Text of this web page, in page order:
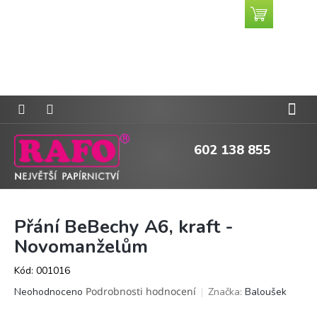
602 138 855
Nákupní
košík
Přání BeBechy A6, kraft -
Novomanželům
Kód: 001016
Průměrné
Neohodnoceno Podrobnosti hodnocení Značka: Baloušek